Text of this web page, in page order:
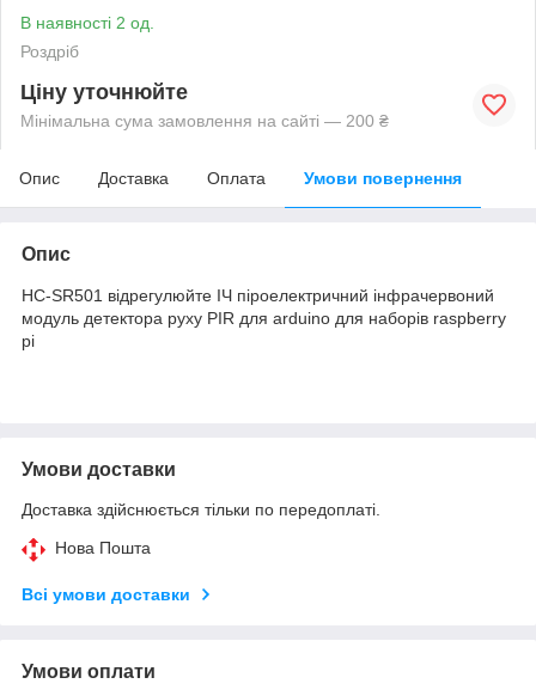
В наявності 2 од.
Роздріб
Ціну уточнюйте
Мінімальна сума замовлення на сайті — 200 ₴
Опис Доставка Оплата Умови повернення
Опис
HC-SR501 відрегулюйте ІЧ піроелектричний інфрачервоний
модуль детектора руху PIR для arduino для наборів raspberry
pi
Умови доставки
Доставка здійснюється тільки по передоплаті.
Нова Пошта
Всі умови доставки
Умови оплати